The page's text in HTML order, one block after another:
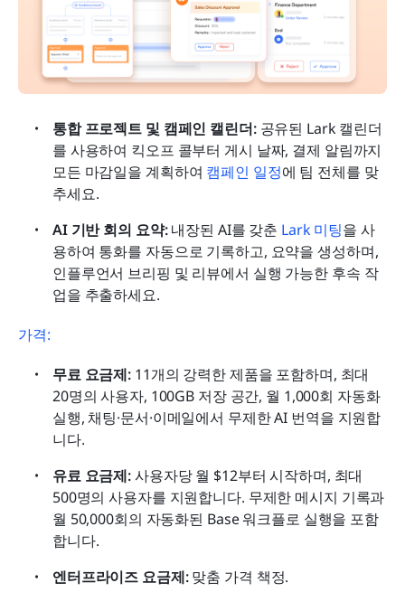
통합 프로젝트 및 캠페인 캘린더: 공유된 Lark 캘린더
를 사용하여 킥오프 콜부터 게시 날짜, 결제 알림까지
모든 마감일을 계획하여 캠페인 일정에 팀 전체를 맞
추세요.
AI 기반 회의 요약: 내장된 AI를 갖춘 Lark 미팅을 사
용하여 통화를 자동으로 기록하고, 요약을 생성하며,
인플루언서 브리핑 및 리뷰에서 실행 가능한 후속 작
업을 추출하세요.
가격:
무료 요금제: 11개의 강력한 제품을 포함하며, 최대
20명의 사용자, 100GB 저장 공간, 월 1,000회 자동화
실행, 채팅·문서·이메일에서 무제한 AI 번역을 지원합
니다.
유료 요금제: 사용자당 월 $12부터 시작하며, 최대
500명의 사용자를 지원합니다. 무제한 메시지 기록과
월 50,000회의 자동화된 Base 워크플로 실행을 포함
합니다.
엔터프라이즈 요금제: 맞춤 가격 책정.